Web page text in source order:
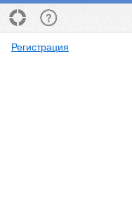
Регистрация